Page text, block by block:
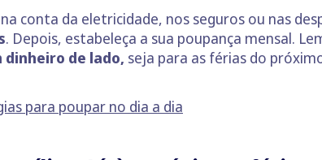
conta da eletricidade, nos seguros ou nas
. Depois, estabeleça a sua poupança mensal.
de lado, seja para as férias do
para poupar no dia a dia